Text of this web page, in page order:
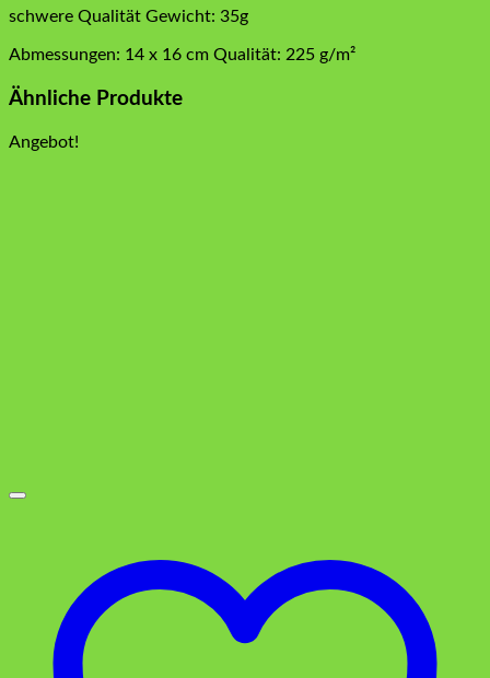
schwere Qualität Gewicht: 35g
Abmessungen: 14 x 16 cm Qualität: 225 g/m²
Ähnliche Produkte
Angebot!